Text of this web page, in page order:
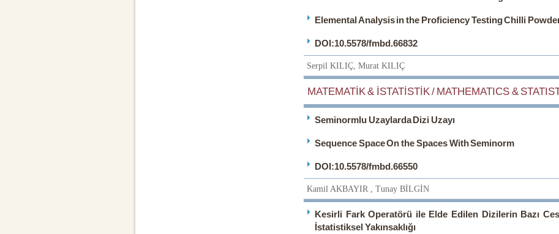
Elemental Analysis in the Proficiency Testing Chilli
DOI:10.5578/fmbd.66832
Serpil KILIÇ, Murat KILIÇ
MATEMATİK & İSTATİSTİK / MATHEMATICS &
Seminormlu Uzaylarda Dizi Uzayı
Sequence Space On the Spaces With Seminorm
DOI:10.5578/fmbd.66550
Kamil AKBAYIR , Tunay BİLGİN
Kesirli Fark Operatörü ile Elde Edilen Dizilerin Bazı
İstatistiksel Yakınsaklığı